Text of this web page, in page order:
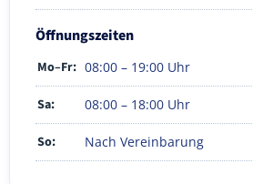
Öffnungszeiten
Mo–Fr: 08:00 – 19:00 Uhr
Sa: 08:00 – 18:00 Uhr
So: Nach Vereinbarung